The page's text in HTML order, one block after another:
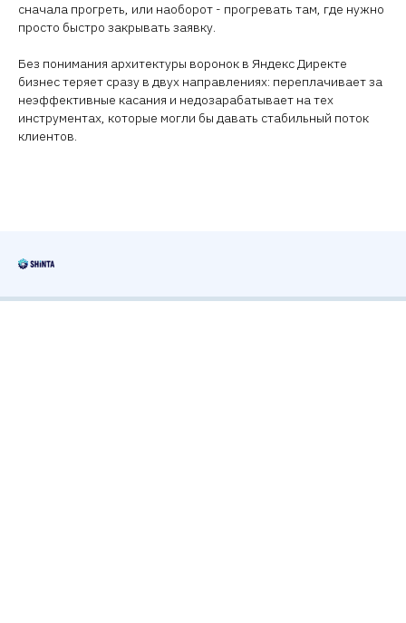
сначала прогреть, или наоборот - прогревать там, где нужно
просто быстро закрывать заявку.
Без понимания архитектуры воронок в Яндекс Директе
бизнес теряет сразу в двух направлениях: переплачивает за
неэффективные касания и недозарабатывает на тех
инструментах, которые могли бы давать стабильный поток
клиентов.